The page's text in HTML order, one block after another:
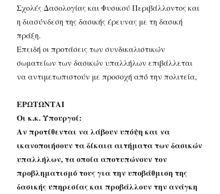
Σχολές Δασολογίας και Φυσικού Περιβάλλοντος και
η διασύνδεση της δασικής έρευνας με τη δασική
πράξη.
Επειδή οι προτάσεις των συνδικαλιστικών
σωματείων των δασικών υπαλλήλων επιβάλλεται
να αντιμετωπιστούν με προσοχή από την πολιτεία,
ΕΡΩΤΩΝΤΑΙ
Οι κ.κ. Υπουργοί:
Αν προτίθενται να λάβουν υπόψη και να
ικανοποιήσουν τα δίκαια αιτήματα των δασικών
υπαλλήλων, τα οποία αποτυπώνουν τον
προβληματισμό τους για την υποβάθμιση της
δασικής υπηρεσίας και προβάλλουν την ανάγκη